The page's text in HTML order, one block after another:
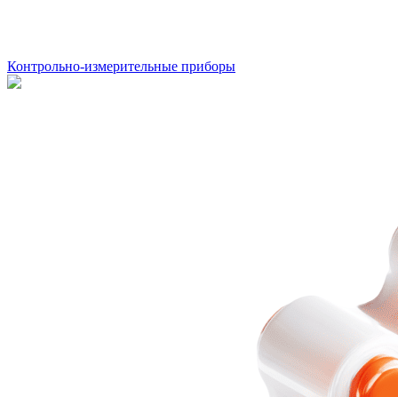
Контрольно-измерительные приборы